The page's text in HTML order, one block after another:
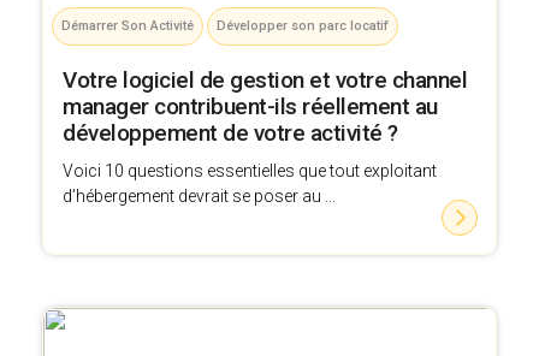
Démarrer Son Activité Développer son parc locatif
Votre logiciel de gestion et votre channel
manager contribuent-ils réellement au
développement de votre activité ?
Voici 10 questions essentielles que tout exploitant
d’hébergement devrait se poser au ...